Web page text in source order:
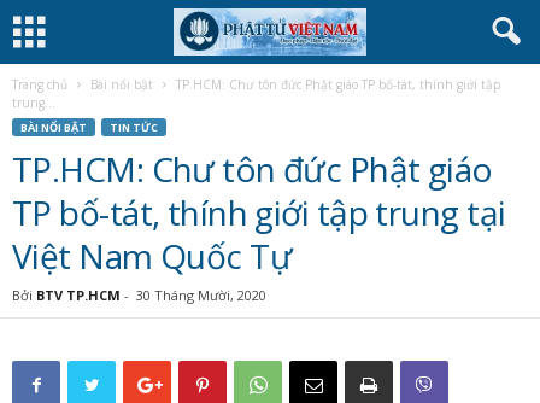
Trang chủ Bài nổi bật
TP.HCM: Chư tôn đức Phật giáo TP bố-tát, thính giới tập
trung...
BÀI NỔI BẬT TIN TỨC
TP.HCM: Chư tôn đức Phật giáo
TP bố-tát, thính giới tập trung tại
Việt Nam Quốc Tự
Bởi BTV TP.HCM - 30 Tháng Mười, 2020